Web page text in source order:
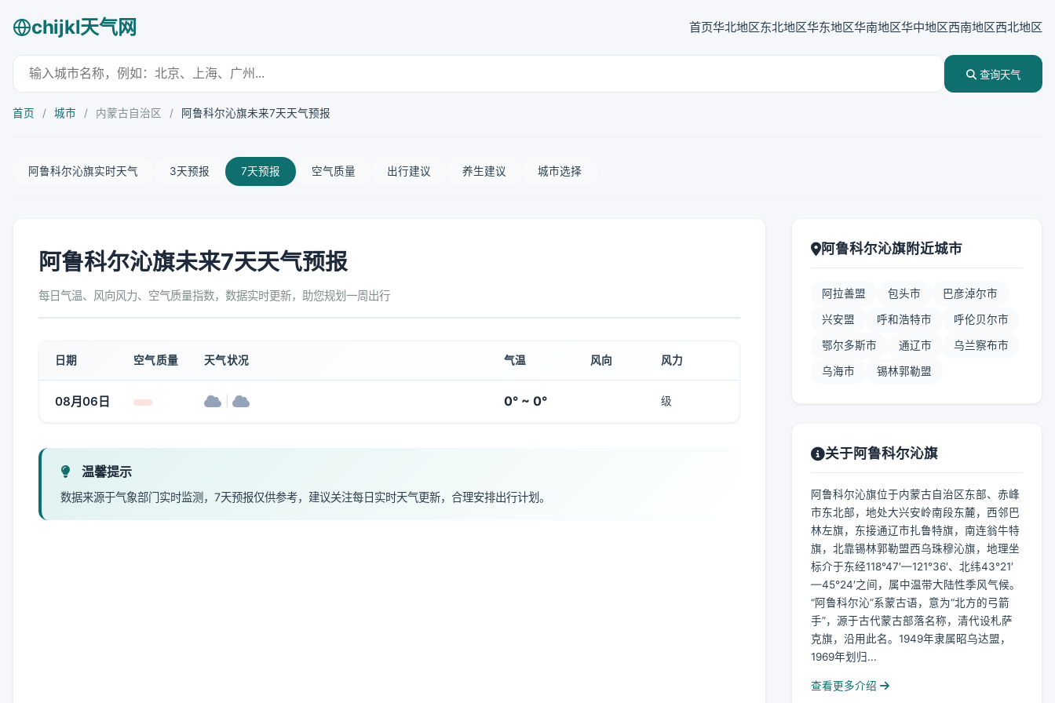
chijkl天气网 首页华北地区东北地区华东地区华南地区华中地区西南地区西北地区
查询天气
首页 / 城市 / 内蒙古自治区 / 阿鲁科尔沁旗未来7天天气预报
阿鲁科尔沁旗实时天气 3天预报 7天预报 空气质量 出行建议 养生建议 城市选择
阿鲁科尔沁旗未来7天天气预报
每日气温、风向风力、空气质量指数，数据实时更新，助您规划一周出行
日期 空气质量 天气状况 气温 风向 风力
08月06日 0° ~ 0° 级
温馨提示
数据来源于气象部门实时监测，7天预报仅供参考，建议关注每日实时天气更新，合理安排出行计划。
阿鲁科尔沁旗附近城市
阿拉善盟 包头市 巴彦淖尔市
兴安盟 呼和浩特市 呼伦贝尔市
鄂尔多斯市 通辽市 乌兰察布市
乌海市 锡林郭勒盟
关于阿鲁科尔沁旗
阿鲁科尔沁旗位于内蒙古自治区东部、赤峰
市东北部，地处大兴安岭南段东麓，西邻巴
林左旗，东接通辽市扎鲁特旗，南连翁牛特
旗，北靠锡林郭勒盟西乌珠穆沁旗，地理坐
标介于东经118°47′—121°36′、北纬43°21′
—45°24′之间，属中温带大陆性季风气候。
“阿鲁科尔沁”系蒙古语，意为“北方的弓箭
手”，源于古代蒙古部落名称，清代设札萨
克旗，沿用此名。1949年隶属昭乌达盟，
1969年划归...
查看更多介绍